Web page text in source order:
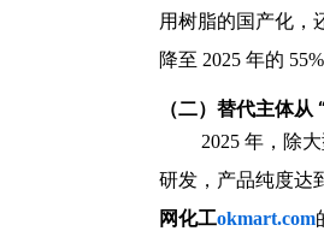
用树脂的国产化，
降至 2025 年的 55%
（二）替代主体
2025 年，除
研发，产品纯度达
网化工okmart.com